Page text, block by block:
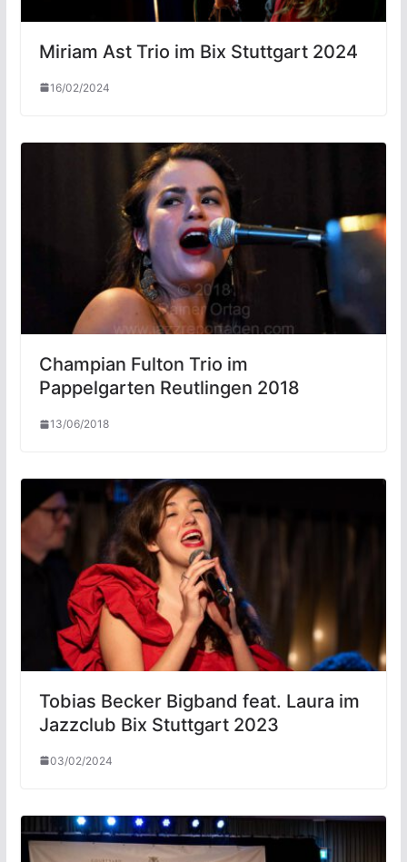
Miriam Ast Trio im Bix Stuttgart 2024
16/02/2024
Champian Fulton Trio im
Pappelgarten Reutlingen 2018
13/06/2018
Tobias Becker Bigband feat. Laura im
Jazzclub Bix Stuttgart 2023
03/02/2024